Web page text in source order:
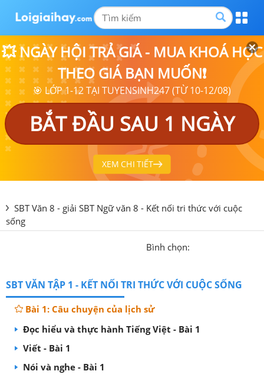
💥 NGÀY HỘI TRẢ GIÁ - MUA KHOÁ HỌC
THEO GIÁ BẠN MUỐN❗
🎯 LỚP 1-12 TẠI TUYENSINH247 (TỪ 10-12/08)
BẮT ĐẦU SAU 1 NGÀY
XEM CHI TIẾT
SBT Văn 8 - giải SBT Ngữ văn 8 - Kết nối tri thức với cuộc
sống
Bình chọn:
SBT VĂN TẬP 1 - KẾT NỐI TRI THỨC VỚI CUỘC SỐNG
Bài 1: Câu chuyện của lịch sử
Đọc hiểu và thực hành Tiếng Việt - Bài 1
Viết - Bài 1
Nói và nghe - Bài 1